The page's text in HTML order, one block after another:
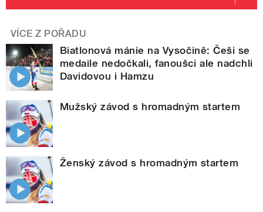
VÍCE Z POŘADU
Biatlonová mánie na Vysočině: Češi se
medaile nedočkali, fanoušci ale nadchli
Davidovou i Hamzu
Mužský závod s hromadným startem
Ženský závod s hromadným startem